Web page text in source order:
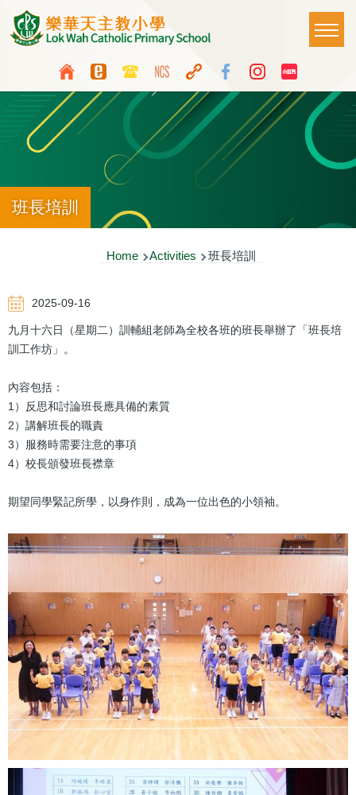
Skip to main content
Top
Media
Icon
Button
Language
switcher
Main
班長培訓
BreadcrumbHome Activities 班長培訓
2025-09-16
九月十六日（星期二）訓輔組老師為全校各班的班長舉辦了「班長培
訓工作坊」。
內容包括：
1）反思和討論班長應具備的素質
2）講解班長的職責
3）服務時需要注意的事項
4）校長頒發班長襟章
期望同學緊記所學，以身作則，成為一位出色的小領袖。